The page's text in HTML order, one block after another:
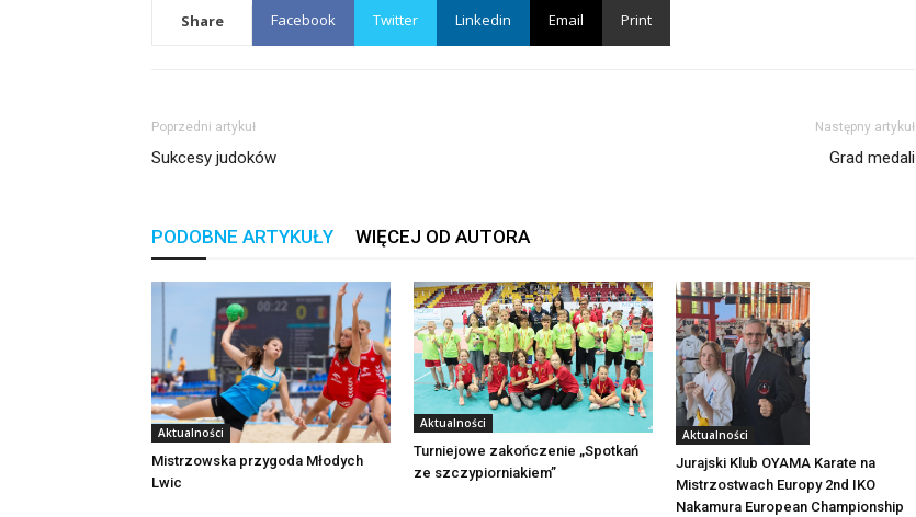
Share Facebook Twitter Linkedin Email Print
Poprzedni artykuł
Sukcesy judoków
Następny artykuł
Grad medali
PODOBNE ARTYKUŁY WIĘCEJ OD AUTORA
Aktualności
Mistrzowska przygoda Młodych
Lwic
Aktualności
Turniejowe zakończenie „Spotkań
ze szczypiorniakiem”
Aktualności
Jurajski Klub OYAMA Karate na
Mistrzostwach Europy 2nd IKO
Nakamura European Championship